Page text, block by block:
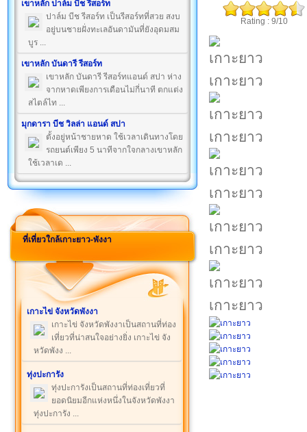
เขาหลัก ปาล์ม บีช รีสอร์ท
ปาล์ม บีช รีสอร์ท เป็นรีสอร์ทที่สวย สงบ
อยู่บนชายฝั่งทะเลอันดามันที่ยังอุดมสม
บูร ...
เขาหลัก บันดารี รีสอร์ท
เขาหลัก บันดารี รีสอร์ทแอนด์ สปา ห่าง
จากหาดเพียงการเดือนไม่กี่นาที ตกแต่ง
สไตล์ไท ...
มุกดารา บีช วิลล่า แอนด์ สปา
ตั้งอยู่หน้าชายหาด ใช้เวลาเดินทางโดย
รถยนต์เพียง 5 นาทีจากใจกลางเขาหลัก
ใช้เวลาเด ...
ที่เที่ยวใกล้เกาะยาว-พังงา
เกาะไข่ จังหวัดพังงา
เกาะไข่ จังหวัดพังงาเป็นสถานที่ท่อง
เที่ยวที่น่าสนใจอย่างยิ่ง เกาะไข่ จัง
หวัดพังง ...
ทุ่งปะการัง
ทุ่งปะการังเป็นสถานที่ท่องเที่ยวที่
ยอดนิยมอีกแห่งหนึ่งในจังหวัดพังงา
ทุ่งปะการัง ...
Rating : 9/10
เกาะยาว
เกาะยาว
เกาะยาว
เกาะยาว
เกาะยาว